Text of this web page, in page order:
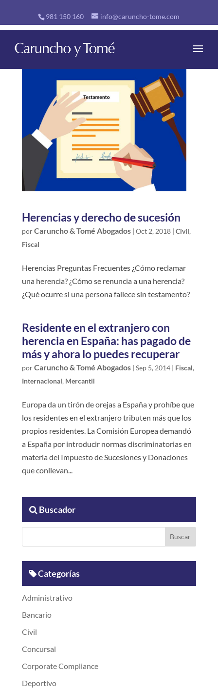
981 150 160 info@caruncho-tome.com
Herencias y derecho de sucesión
porCaruncho & Tomé Abogados| Oct 2, 2018| Civil,
Fiscal
Herencias Preguntas Frecuentes ¿Cómo reclamar
una herencia? ¿Cómo se renuncia a una herencia?
¿Qué ocurre si una persona fallece sin testamento?
Residente en el extranjero con
herencia en España: has pagado de
más y ahora lo puedes recuperar
porCaruncho & Tomé Abogados| Sep 5, 2014| Fiscal,
Internacional, Mercantil
Europa da un tirón de orejas a España y prohíbe que
los residentes en el extranjero tributen más que los
propios residentes. La Comisión Europea demandó
a España por introducir normas discriminatorias en
materia del Impuesto de Sucesiones y Donaciones
que conllevan...
Buscador
Categorías
Administrativo
Bancario
Civil
Concursal
Corporate Compliance
Deportivo